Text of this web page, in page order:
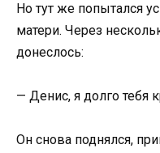
Но тут же попытался
матери. Через
донеслось:
— Денис, я долго тебя
Он снова поднялся,